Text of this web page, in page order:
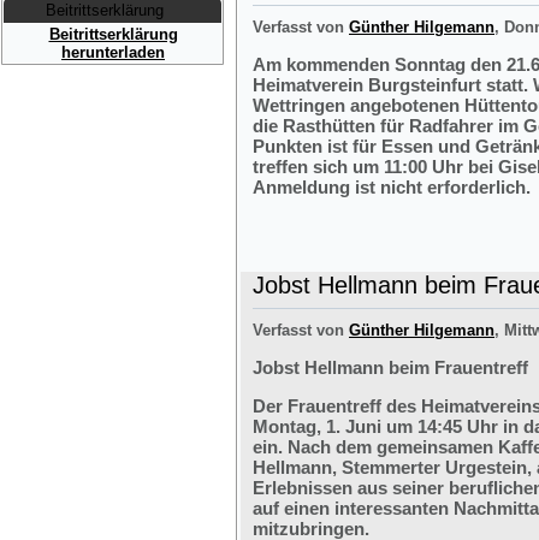
Beitrittserklärung
Beitrittserklärung
herunterladen
Verfasst von Günther Hilgemann,
Am kommenden Sonntag den
Heimatverein Burgsteinfurt statt.
Wettringen angebotenen
die Rasthütten für Radfahrer im
Punkten ist für Essen und
treffen sich um 11:00 Uhr bei
Anmeldung ist nicht erforderlich.
Jobst Hellmann beim
Verfasst von Günther Hilgemann,
Jobst Hellmann beim Frauentreff
Der Frauentreff des
Montag, 1. Juni um 14:45 Uhr in
ein. Nach dem gemeinsamen
Hellmann, Stemmerter
Erlebnissen aus seiner
auf einen interessanten
mitzubringen.